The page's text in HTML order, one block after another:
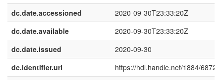
dc.date.accessioned
2020-09-30T23:33:20Z
dc.date.available
2020-09-30T23:33:20Z
dc.date.issued
2020-09-30
dc.identifier.uri
https://hdl.handle.net/1884/68723